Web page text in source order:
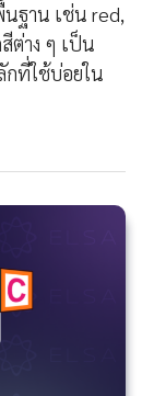
ฐาน เช่น red,
ต่าง ๆ เป็น
กที่ใช้บ่อยใน